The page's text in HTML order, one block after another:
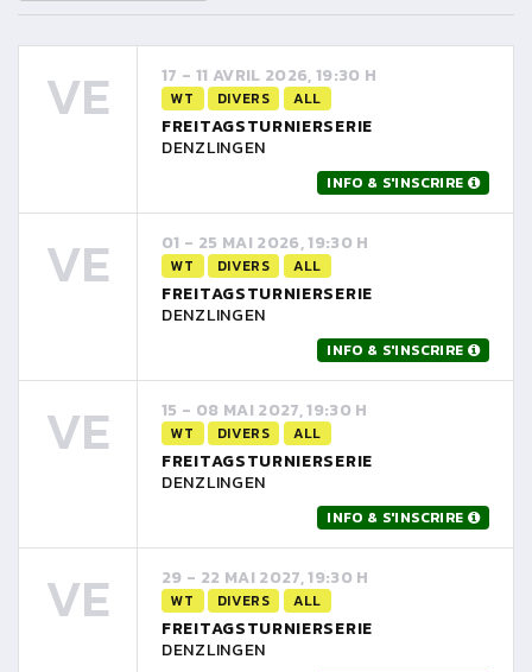
VE 17 - 11 AVRIL 2026, 19:30 H
WT DIVERS ALL
FREITAGSTURNIERSERIE
DENZLINGEN
INFO & S'INSCRIRE
VE 01 - 25 MAI 2026, 19:30 H
WT DIVERS ALL
FREITAGSTURNIERSERIE
DENZLINGEN
INFO & S'INSCRIRE
VE 15 - 08 MAI 2027, 19:30 H
WT DIVERS ALL
FREITAGSTURNIERSERIE
DENZLINGEN
INFO & S'INSCRIRE
VE 29 - 22 MAI 2027, 19:30 H
WT DIVERS ALL
FREITAGSTURNIERSERIE
DENZLINGEN